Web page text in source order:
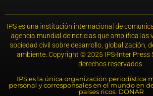
IPS es una institución internacional de
agencia mundial de noticias que amplifica las
sociedad civil sobre desarrollo, globalización,
ambiente. Copyright © 2025 IPS-Inter Press
derechos reservados.
IPS es la única organización periodística
personal y corresponsales en el mundo en
países ricos. DONAR